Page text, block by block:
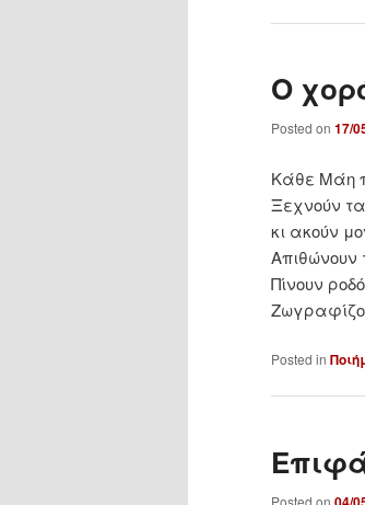
Ο
Posted on 17/
Κάθε Μάη
Ξεχνούν
κι ακούν
Απιθώνουν
Πίνουν
Posted in
Posted on